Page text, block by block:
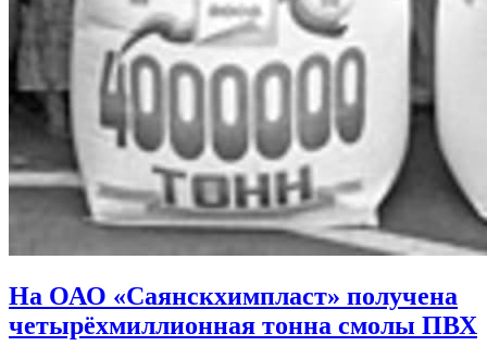
На ОАО «Саянскхимпласт» получена
четырёхмиллионная тонна смолы ПВХ